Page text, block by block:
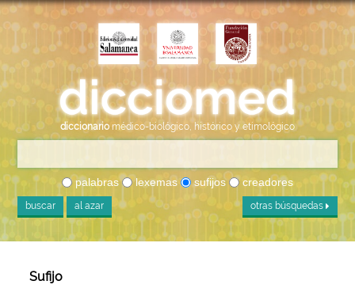
diccionario médico-biológico, histórico y etimológico
palabras lexemas sufijos creadores
buscar al azar otras búsquedas
Sufijo